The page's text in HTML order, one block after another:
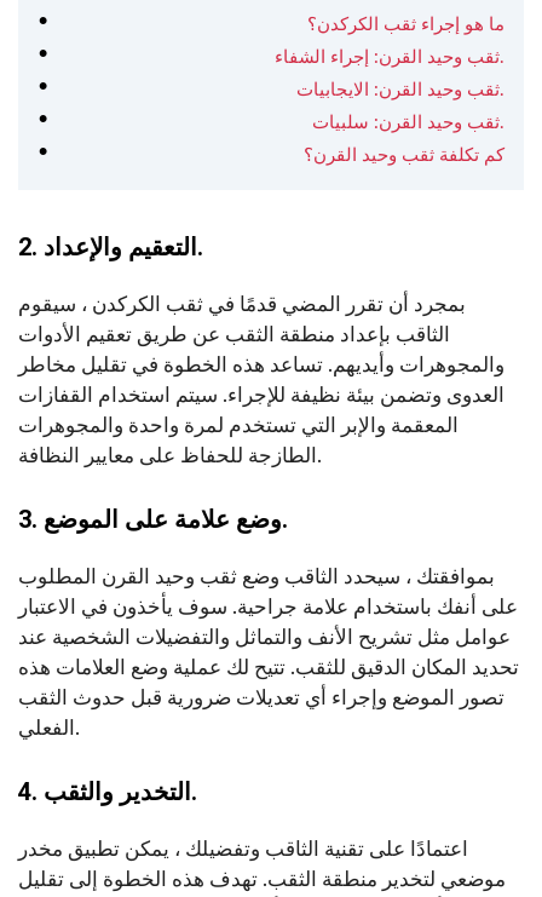
ما هو إجراء ثقب الكركدن؟
ثقب وحيد القرن: إجراء الشفاء.
ثقب وحيد القرن: الايجابيات.
ثقب وحيد القرن: سلبيات.
كم تكلفة ثقب وحيد القرن؟
2. التعقيم والإعداد.
بمجرد أن تقرر المضي قدمًا في ثقب الكركدن ، سيقوم
الثاقب بإعداد منطقة الثقب عن طريق تعقيم الأدوات
والمجوهرات وأيديهم. تساعد هذه الخطوة في تقليل مخاطر
العدوى وتضمن بيئة نظيفة للإجراء. سيتم استخدام القفازات
المعقمة والإبر التي تستخدم لمرة واحدة والمجوهرات
الطازجة للحفاظ على معايير النظافة.
3. وضع علامة على الموضع.
بموافقتك ، سيحدد الثاقب وضع ثقب وحيد القرن المطلوب
على أنفك باستخدام علامة جراحية. سوف يأخذون في الاعتبار
عوامل مثل تشريح الأنف والتماثل والتفضيلات الشخصية عند
تحديد المكان الدقيق للثقب. تتيح لك عملية وضع العلامات هذه
تصور الموضع وإجراء أي تعديلات ضرورية قبل حدوث الثقب
الفعلي.
4. التخدير والثقب.
اعتمادًا على تقنية الثاقب وتفضيلك ، يمكن تطبيق مخدر
موضعي لتخدير منطقة الثقب. تهدف هذه الخطوة إلى تقليل